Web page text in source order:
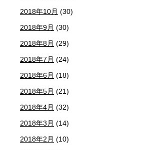
2018年10月 (30)
2018年9月 (30)
2018年8月 (29)
2018年7月 (24)
2018年6月 (18)
2018年5月 (21)
2018年4月 (32)
2018年3月 (14)
2018年2月 (10)